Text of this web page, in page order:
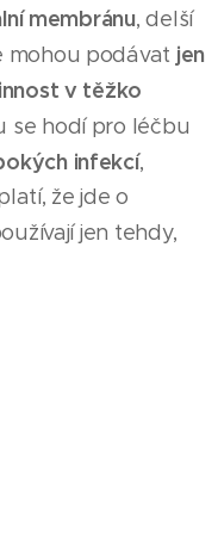
membránu, delší
mohou podávat jen
v těžko
se hodí pro léčbu
infekcí,
že jde o
jen tehdy,